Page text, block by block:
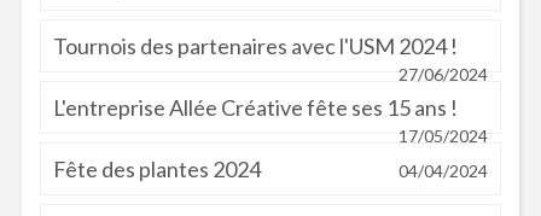
Tournois des partenaires avec l'USM 2024 !
27/06/2024
L'entreprise Allée Créative fête ses 15 ans !
17/05/2024
Fête des plantes 2024 04/04/2024